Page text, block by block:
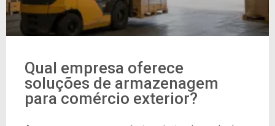
Qual empresa oferece
soluções de armazenagem
para comércio exterior?